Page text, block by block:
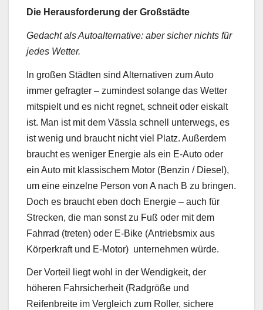
Die Herausforderung der Großstädte
Gedacht als Autoalternative: aber sicher nichts für
jedes Wetter.
In großen Städten sind Alternativen zum Auto
immer gefragter – zumindest solange das Wetter
mitspielt und es nicht regnet, schneit oder eiskalt
ist. Man ist mit dem Vässla schnell unterwegs, es
ist wenig und braucht nicht viel Platz. Außerdem
braucht es weniger Energie als ein E-Auto oder
ein Auto mit klassischem Motor (Benzin / Diesel),
um eine einzelne Person von A nach B zu bringen.
Doch es braucht eben doch Energie – auch für
Strecken, die man sonst zu Fuß oder mit dem
Fahrrad (treten) oder E-Bike (Antriebsmix aus
Körperkraft und E-Motor) unternehmen würde.
Der Vorteil liegt wohl in der Wendigkeit, der
höheren Fahrsicherheit (Radgröße und
Reifenbreite im Vergleich zum Roller, sichere